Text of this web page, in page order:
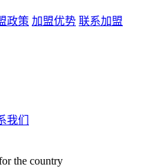
政策 加盟优势 联系加盟
我们
the country